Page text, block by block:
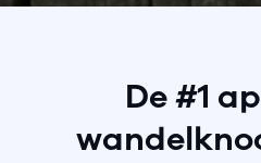
De #1